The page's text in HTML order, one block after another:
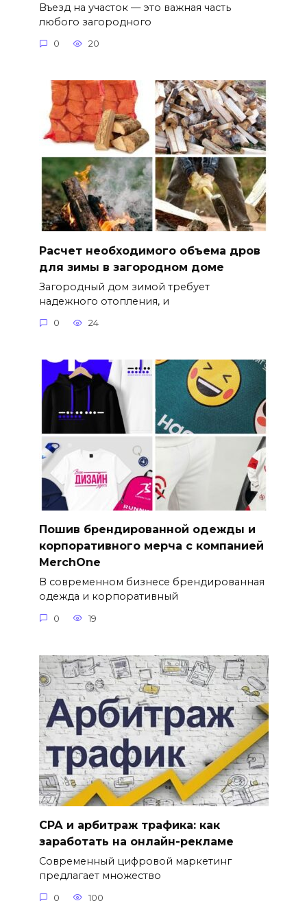
Въезд на участок — это важная часть
любого загородного
0 20
Расчет необходимого объема дров
для зимы в загородном доме
Загородный дом зимой требует
надежного отопления, и
0 24
Пошив брендированной одежды и
корпоративного мерча с компанией
MerchOne
В современном бизнесе брендированная
одежда и корпоративный
0 19
СРА и арбитраж трафика: как
заработать на онлайн-рекламе
Современный цифровой маркетинг
предлагает множество
0 100